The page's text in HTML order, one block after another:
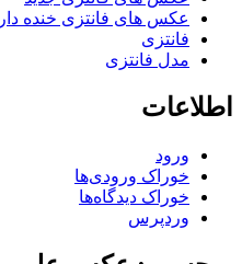
عکس های فانتزی خنده دار
فانتزی
مدل فانتزی
اطلاعات
ورود
خوراک ورودی‌ها
خوراک دیدگاه‌ها
وردپرس